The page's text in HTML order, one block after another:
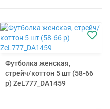
Футболка женская,
стрейч/коттон 5 шт (58-66
р) ZeL777_DA1459